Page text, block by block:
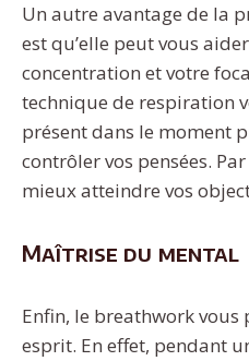
Un autre avantage de la
est qu’elle peut vous
concentration et votre
technique de respiration
présent dans le moment
contrôler vos pensées.
mieux atteindre vos
Maîtrise du mental
Enfin, le breathwork
esprit. En effet, pendant